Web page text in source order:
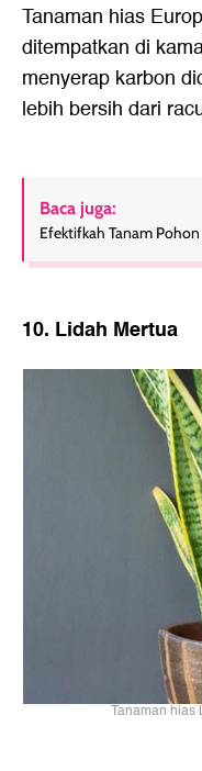
Tanaman hias
ditempatkan di
menyerap karbon
lebih bersih dari
Baca juga:
Efektifkah Tanam
10. Lidah Mertua
Tanaman hias